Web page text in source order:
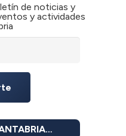
de noticias y
y actividades